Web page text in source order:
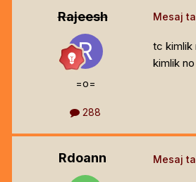
Rajeesh
=o=
288
Mesaj
tc kimlik
kimlik
Rdoann Mesaj